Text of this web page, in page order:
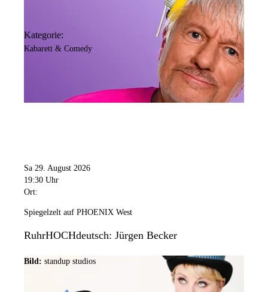
Kategorie:
Kabarett & Comedy
Sa 29. August 2026
19:30 Uhr
Ort:
Spiegelzelt auf PHOENIX West
RuhrHOCHdeutsch: Jürgen Becker
Bild: standup studios